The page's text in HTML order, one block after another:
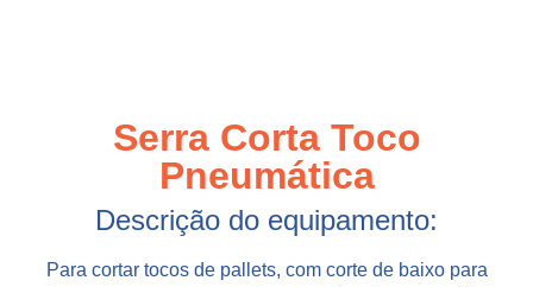
Serra Corta Toco
Pneumática
Descrição do equipamento:
Para cortar tocos de pallets, com corte de baixo para